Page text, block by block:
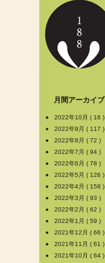
月間アーカイブ
2022年10月 ( 16 )
2022年9月 ( 117 )
2022年8月 ( 72 )
2022年7月 ( 94 )
2022年6月 ( 78 )
2022年5月 ( 126 )
2022年4月 ( 158 )
2022年3月 ( 93 )
2022年2月 ( 62 )
2022年1月 ( 59 )
2021年12月 ( 66 )
2021年11月 ( 61 )
2021年10月 ( 64 )